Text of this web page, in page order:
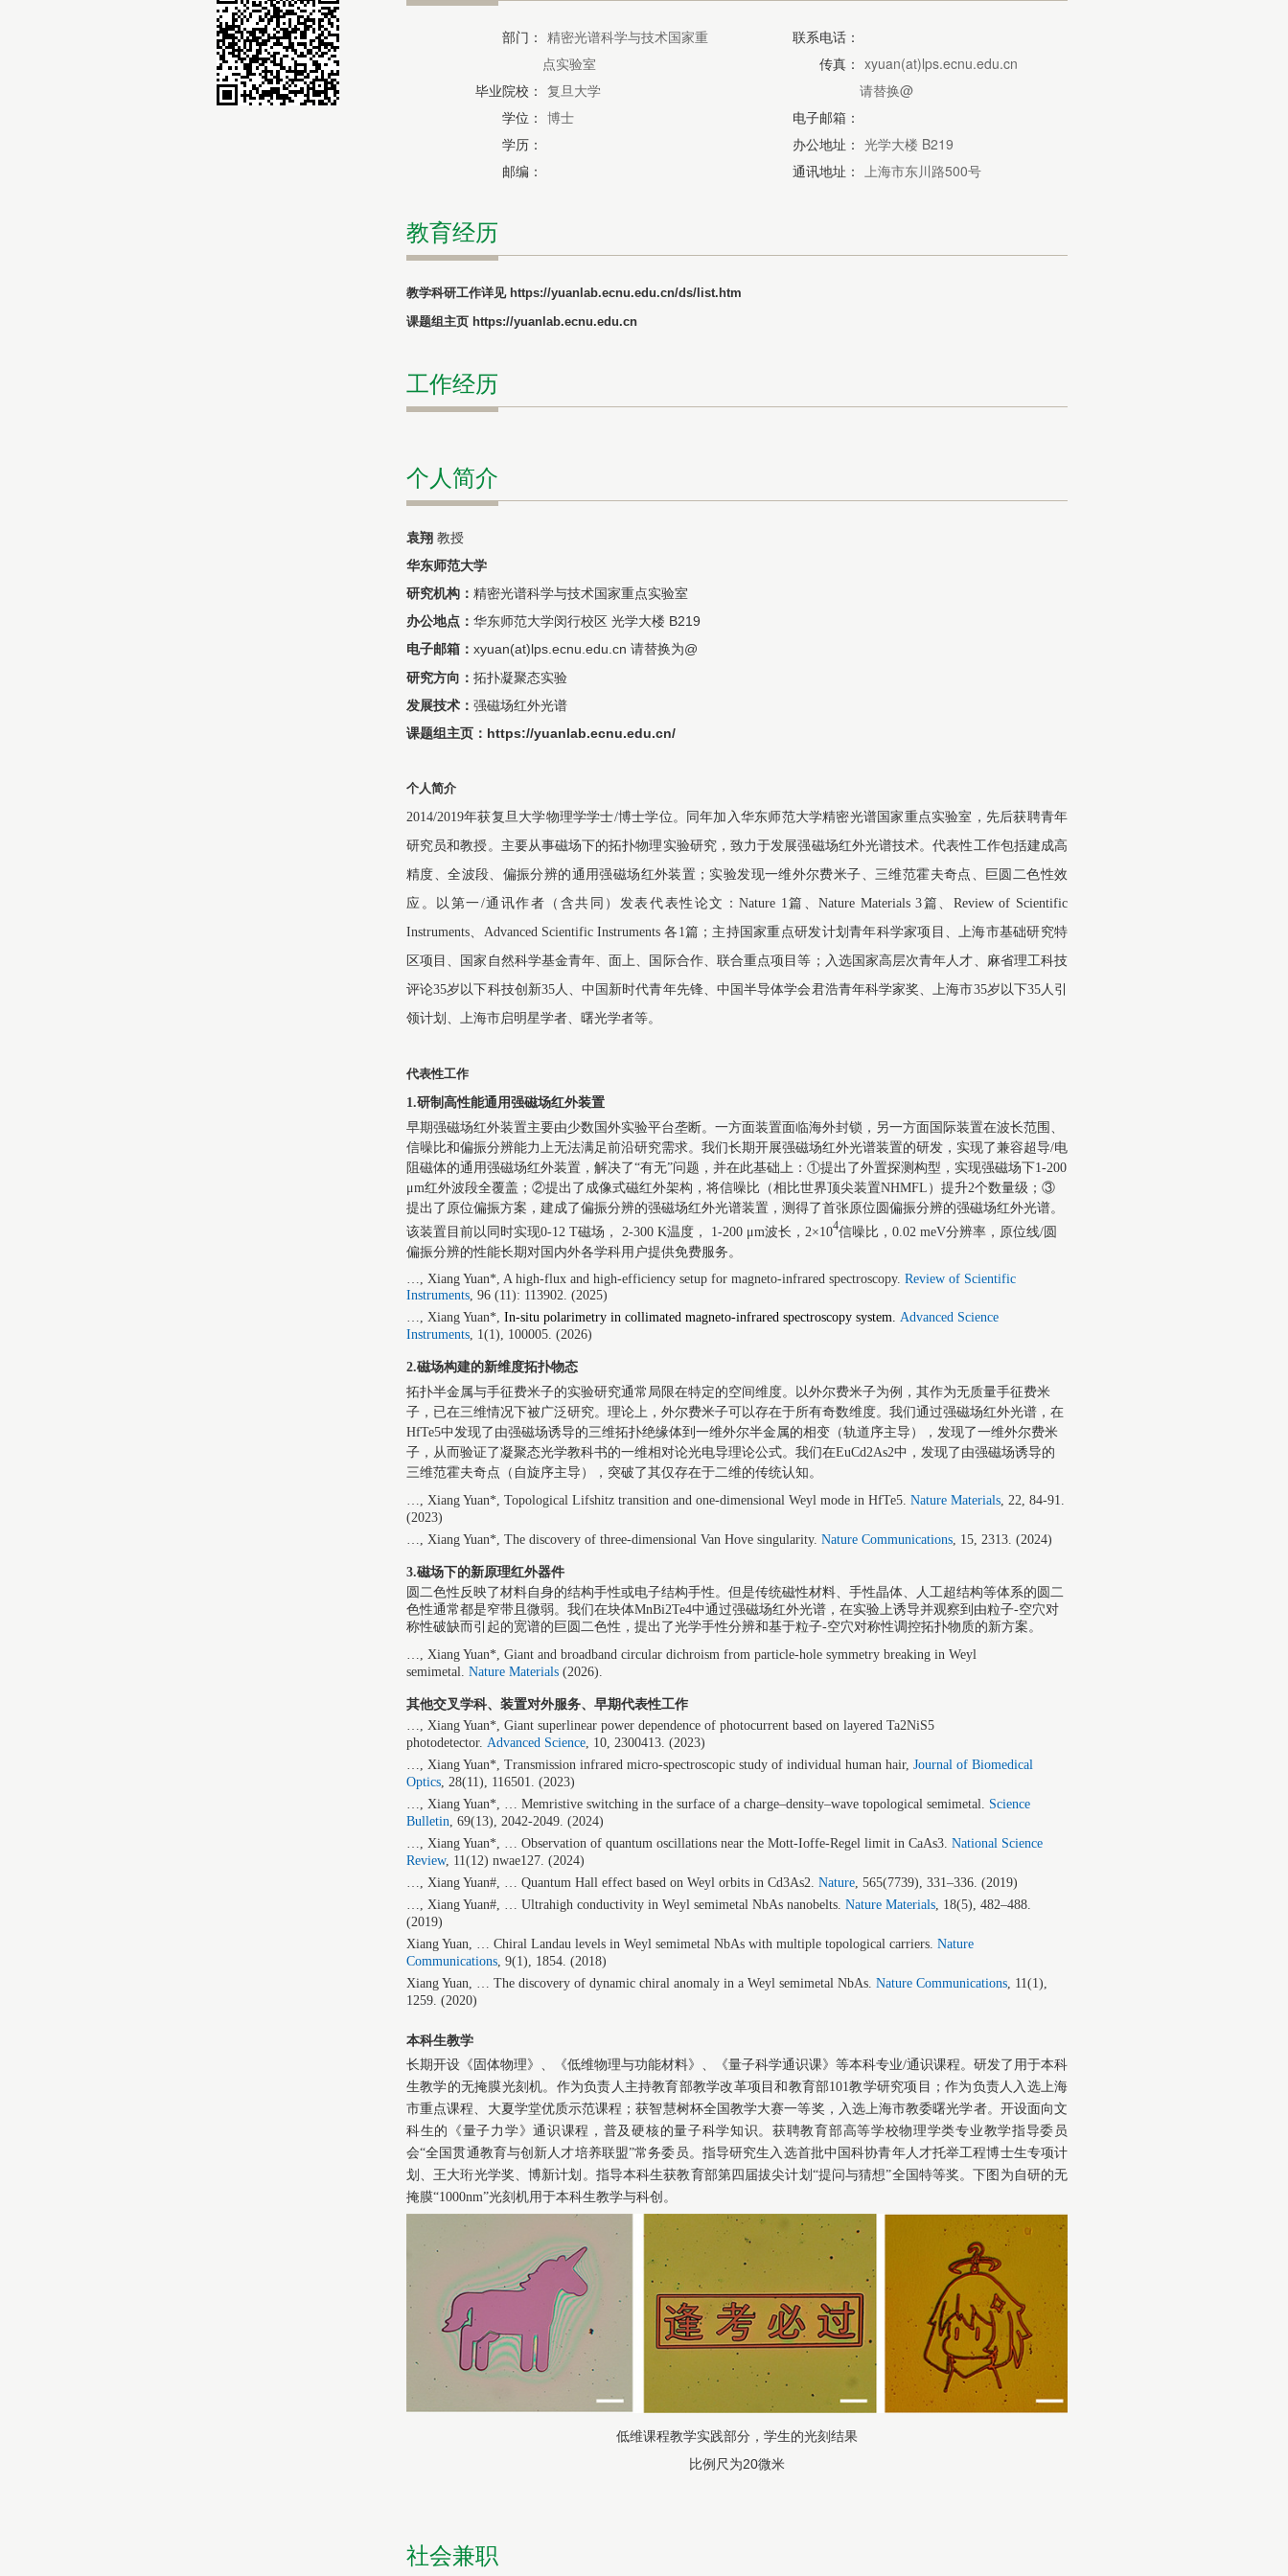
部门： 精密光谱科学与技术国家重
点实验室
毕业院校： 复旦大学
学位： 博士
学历：
邮编：
联系电话：
传真： xyuan(at)lps.ecnu.edu.cn
请替换@
电子邮箱：
办公地址： 光学大楼 B219
通讯地址： 上海市东川路500号
教育经历
教学科研工作详见 https://yuanlab.ecnu.edu.cn/ds/list.htm
课题组主页 https://yuanlab.ecnu.edu.cn
工作经历
个人简介
袁翔 教授
华东师范大学
研究机构： 精密光谱科学与技术国家重点实验室
办公地点： 华东师范大学闵行校区 光学大楼 B219
电子邮箱： xyuan(at)lps.ecnu.edu.cn 请替换为@
研究方向： 拓扑凝聚态实验
发展技术： 强磁场红外光谱
课题组主页 ： https://yuanlab.ecnu.edu.cn/
个人简介
2014/2019年获复旦大学物理学学士/博士学位。同年加入华东师范大学精密光谱国家重点实验室，先后获聘青年
研究员和教授。主要从事磁场下的拓扑物理实验研究，致力于发展强磁场红外光谱技术。代表性工作包括建成高
精度、全波段、偏振分辨的通用强磁场红外装置；实验发现一维外尔费米子、三维范霍夫奇点、巨圆二色性效
应。以第一/通讯作者（含共同）发表代表性论文：Nature 1篇、Nature Materials 3篇、Review of Scientific
Instruments、Advanced Scientific Instruments 各1篇；主持国家重点研发计划青年科学家项目、上海市基础研究特
区项目、国家自然科学基金青年、面上、国际合作、联合重点项目等；入选国家高层次青年人才、麻省理工科技
评论35岁以下科技创新35人、中国新时代青年先锋、中国半导体学会君浩青年科学家奖、上海市35岁以下35人引
领计划、上海市启明星学者、曙光学者等。
代表性工作
1.研制高性能通用强磁场红外装置
早期强磁场红外装置主要由少数国外实验平台垄断。一方面装置面临海外封锁，另一方面国际装置在波长范围、
信噪比和偏振分辨能力上无法满足前沿研究需求。我们长期开展强磁场红外光谱装置的研发，实现了兼容超导/电
阻磁体的通用强磁场红外装置，解决了“有无”问题，并在此基础上：①提出了外置探测构型，实现强磁场下1-200
μm红外波段全覆盖；②提出了成像式磁红外架构，将信噪比（相比世界顶尖装置NHMFL）提升2个数量级；③
提出了原位偏振方案，建成了偏振分辨的强磁场红外光谱装置，测得了首张原位圆偏振分辨的强磁场红外光谱。
该装置目前以同时实现0-12 T磁场， 2-300 K温度， 1-200 μm波长，2×104信噪比，0.02 meV分辨率，原位线/圆
偏振分辨的性能长期对国内外各学科用户提供免费服务。
…, Xiang Yuan*, A high-flux and high-efficiency setup for magneto-infrared spectroscopy. Review of Scientific
Instruments, 96 (11): 113902. (2025)
…, Xiang Yuan*, In-situ polarimetry in collimated magneto-infrared spectroscopy system. Advanced Science
Instruments, 1(1), 100005. (2026)
2.磁场构建的新维度拓扑物态
拓扑半金属与手征费米子的实验研究通常局限在特定的空间维度。以外尔费米子为例，其作为无质量手征费米
子，已在三维情况下被广泛研究。理论上，外尔费米子可以存在于所有奇数维度。我们通过强磁场红外光谱，在
HfTe5中发现了由强磁场诱导的三维拓扑绝缘体到一维外尔半金属的相变（轨道序主导），发现了一维外尔费米
子，从而验证了凝聚态光学教科书的一维相对论光电导理论公式。我们在EuCd2As2中，发现了由强磁场诱导的
三维范霍夫奇点（自旋序主导），突破了其仅存在于二维的传统认知。
…, Xiang Yuan*, Topological Lifshitz transition and one-dimensional Weyl mode in HfTe5. Nature Materials, 22, 84-91.
(2023)
…, Xiang Yuan*, The discovery of three-dimensional Van Hove singularity. Nature Communications, 15, 2313. (2024)
3.磁场下的新原理红外器件
圆二色性反映了材料自身的结构手性或电子结构手性。但是传统磁性材料、手性晶体、人工超结构等体系的圆二
色性通常都是窄带且微弱。我们在块体MnBi2Te4中通过强磁场红外光谱，在实验上诱导并观察到由粒子-空穴对
称性破缺而引起的宽谱的巨圆二色性，提出了光学手性分辨和基于粒子-空穴对称性调控拓扑物质的新方案。
…, Xiang Yuan*, Giant and broadband circular dichroism from particle-hole symmetry breaking in Weyl
semimetal. Nature Materials (2026).
其他交叉学科、装置对外服务、早期代表性工作
…, Xiang Yuan*, Giant superlinear power dependence of photocurrent based on layered Ta2NiS5
photodetector. Advanced Science, 10, 2300413. (2023)
…, Xiang Yuan*, Transmission infrared micro-spectroscopic study of individual human hair, Journal of Biomedical
Optics, 28(11), 116501. (2023)
…, Xiang Yuan*, … Memristive switching in the surface of a charge–density–wave topological semimetal. Science
Bulletin, 69(13), 2042-2049. (2024)
…, Xiang Yuan*, … Observation of quantum oscillations near the Mott-Ioffe-Regel limit in CaAs3. National Science
Review, 11(12) nwae127. (2024)
…, Xiang Yuan#, … Quantum Hall effect based on Weyl orbits in Cd3As2. Nature, 565(7739), 331–336. (2019)
…, Xiang Yuan#, … Ultrahigh conductivity in Weyl semimetal NbAs nanobelts. Nature Materials, 18(5), 482–488.
(2019)
Xiang Yuan, … Chiral Landau levels in Weyl semimetal NbAs with multiple topological carriers. Nature
Communications, 9(1), 1854. (2018)
Xiang Yuan, … The discovery of dynamic chiral anomaly in a Weyl semimetal NbAs. Nature Communications, 11(1),
1259. (2020)
本科生教学
长期开设《固体物理》、《低维物理与功能材料》、《量子科学通识课》等本科专业/通识课程。研发了用于本科
生教学的无掩膜光刻机。作为负责人主持教育部教学改革项目和教育部101教学研究项目；作为负责人入选上海
市重点课程、大夏学堂优质示范课程；获智慧树杯全国教学大赛一等奖，入选上海市教委曙光学者。开设面向文
科生的《量子力学》通识课程，普及硬核的量子科学知识。获聘教育部高等学校物理学类专业教学指导委员
会“全国贯通教育与创新人才培养联盟”常务委员。指导研究生入选首批中国科协青年人才托举工程博士生专项计
划、王大珩光学奖、博新计划。指导本科生获教育部第四届拔尖计划“提问与猜想”全国特等奖。下图为自研的无
掩膜“1000nm”光刻机用于本科生教学与科创。
低维课程教学实践部分，学生的光刻结果
比例尺为20微米
社会兼职